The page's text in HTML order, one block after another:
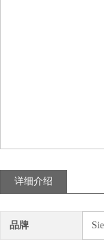
详细介绍
品牌